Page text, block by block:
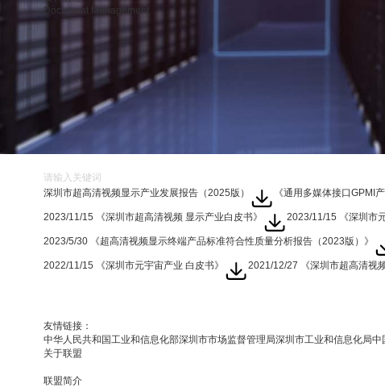
Document Management
深圳市超高清视频显示产业发展报告（2025版） 《通用多媒体接口GPMI
2023/11/15 《深圳市超高清视频 显示产业白皮书》 2023/11/15 《深圳市
2023/5/30 《超高清视频显示终端产品标准符合性质量分析报告（2023版）》
2022/11/15 《深圳市元宇宙产业 白皮书》 2021/12/27 《深圳市超高清视
友情链接：
中华人民共和国工业和信息化部深圳市市场监督管理局深圳市工业和信息化局中
关于联盟
联盟简介